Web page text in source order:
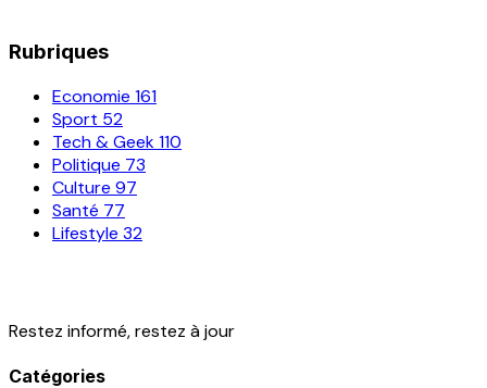
Rubriques
Economie 161
Sport 52
Tech & Geek110
Politique 73
Culture 97
Santé 77
Lifestyle 32
Restez informé, restez à jour
Catégories